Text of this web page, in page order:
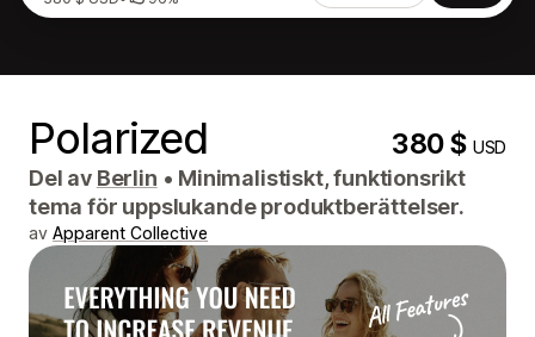
Polarized 380 $USD
Del av Berlin • Minimalistiskt, funktionsrikt
tema för uppslukande produktberättelser.
av Apparent Collective